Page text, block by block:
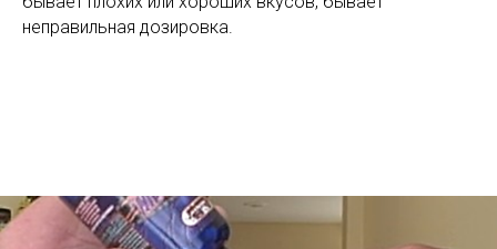
неправильная дозировка.